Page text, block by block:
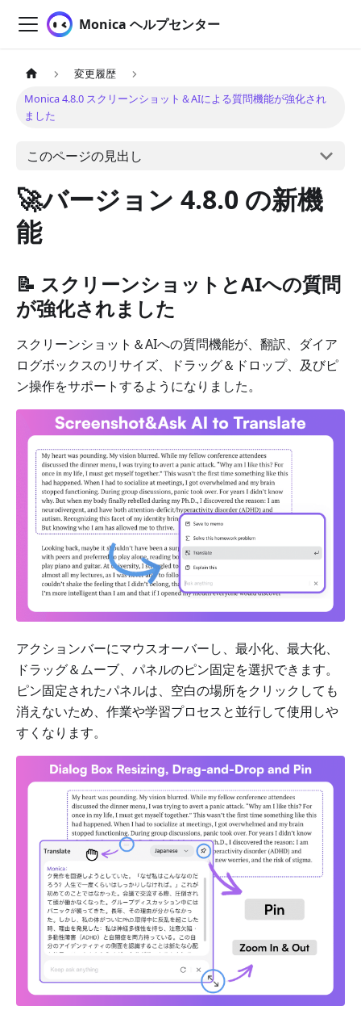
Monica ヘルプセンター
変更履歴
Monica 4.8.0 スクリーンショット＆AIによる質問機能が強化され
ました
このページの見出し
🚀バージョン 4.8.0 の新機
能
📝 スクリーンショットとAIへの質問
が強化されました
スクリーンショット＆AIへの質問機能が、翻訳、ダイア
ログボックスのリサイズ、ドラッグ＆ドロップ、及びピ
ン操作をサポートするようになりました。
アクションバーにマウスオーバーし、最小化、最大化、
ドラッグ＆ムーブ、パネルのピン固定を選択できます。
ピン固定されたパネルは、空白の場所をクリックしても
消えないため、作業や学習プロセスと並行して使用しや
すくなります。